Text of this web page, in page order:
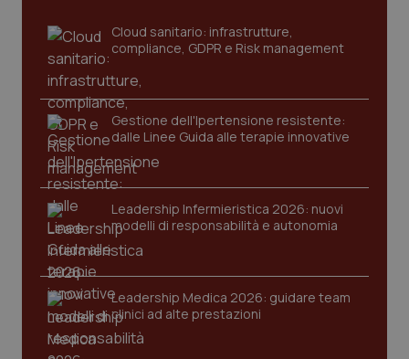
Cloud sanitario: infrastrutture,
compliance, GDPR e Risk management
Gestione dell'Ipertensione resistente:
dalle Linee Guida alle terapie innovative
Leadership Infermieristica 2026: nuovi
modelli di responsabilità e autonomia
Leadership Medica 2026: guidare team
clinici ad alte prestazioni
CookieScriptConsent
www.quotidianosanita.it
tracking-sites-ironfish-